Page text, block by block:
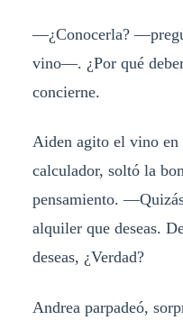
—¿Conocerla?
vino—. ¿Por qué
concierne.
Aiden agito el vino en
calculador, soltó la
pensamiento.
alquiler que deseas.
deseas, ¿Verdad?
Andrea parpadeó,